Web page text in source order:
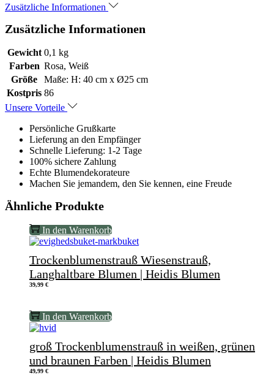
Zusätzliche Informationen
Zusätzliche Informationen
Gewicht 0,1 kg
Farben Rosa, Weiß
Größe
Maße: H: 40 cm x Ø25 cm
Kostpris 86
Unsere Vorteile
Persönliche Grußkarte
Lieferung an den Empfänger
Schnelle Lieferung: 1-2 Tage
100% sichere Zahlung
Echte Blumendekorateure
Machen Sie jemandem, den Sie kennen, eine Freude
Ähnliche Produkte
In den Warenkorb
Trockenblumenstrauß Wiesenstrauß,
Langhaltbare Blumen | Heidis Blumen
39,99 €
In den Warenkorb
groß Trockenblumenstrauß in weißen, grünen
und braunen Farben | Heidis Blumen
49,99 €